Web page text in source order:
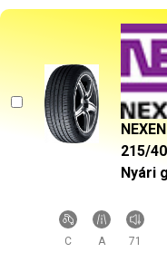
215/
Nyári
C A 71